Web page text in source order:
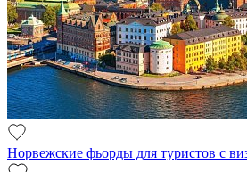
Норвежские фьорды для туристов с